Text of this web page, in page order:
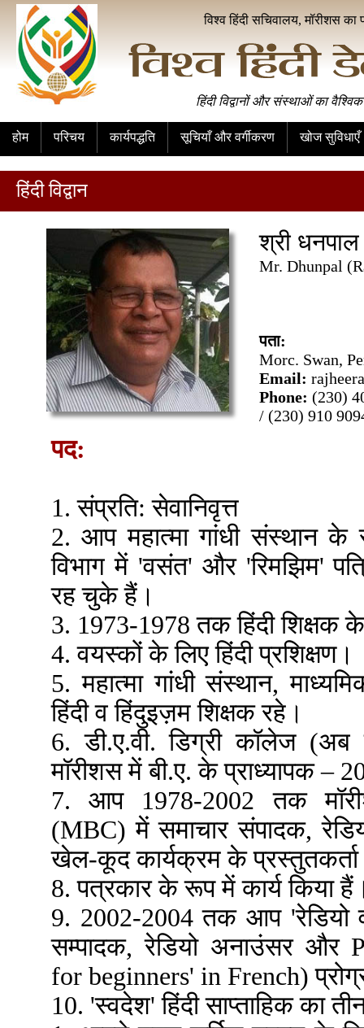
विश्व हिंदी सचिवालय, मॉरीशस का
हिंदी विद्वानों और संस्थाओं का
होम परिचय कार्यपद्धति सूचियाँ और वर्गीकरण खोज सुविधाएँ
हिंदी विद्वान
श्री धनपाल
Mr. Dhunpal
पता:
Morc. Swan,
Email:
Phone: (230)
/ (230) 910
पद:
1. संप्रति: सेवानिवृत्त
2. आप महात्मा गांधी संस्थान
विभाग में 'वसंत' और 'रिमझिम'
रह चुके हैं।
3. 1973-1978 तक हिंदी शिक्षक
4. वयस्कों के लिए हिंदी प्रशिक्षण।
5. महात्मा गांधी संस्थान,
हिंदी व हिंदुइज़म शिक्षक रहे।
6. डी.ए.वी. डिग्री कॉलेज (अब
मॉरीशस में बी.ए. के प्राध्यापक –
7. आप 1978-2002 तक
(MBC) में समाचार संपादक,
खेल-कूद कार्यक्रम के
8. पत्रकार के रूप में कार्य किया
9. 2002-2004 तक आप 'रेडियो
सम्पादक, रेडियो अनाउंसर और
for beginners' in French)
10. 'स्वदेश' हिंदी साप्ताहिक का